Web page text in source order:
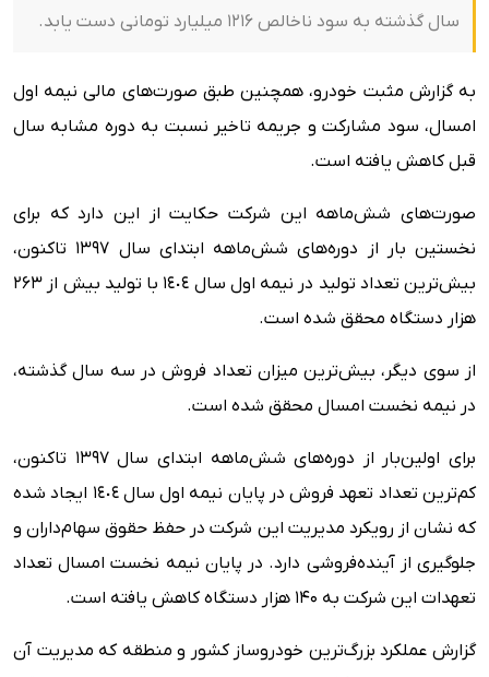
سال گذشته به سود ناخالص ۱۲۱۶ میلیارد تومانی دست یابد.
به گزارش مثبت خودرو، همچنین طبق صورت‌های مالی نیمه اول
امسال، سود مشارکت و جریمه تاخیر نسبت به دوره مشابه سال
قبل کاهش یافته است.
صورت‌های شش‌ماهه این شرکت حکایت از این دارد که برای
نخستین بار از دوره‌های شش‌ماهه ابتدای سال ۱۳۹۷ تاکنون،
بیش‌ترین تعداد تولید در نیمه اول سال ١٤٠٤ با تولید بیش از ۲۶۳
هزار دستگاه محقق شده است.
از سوی دیگر، بیش‌ترین میزان تعداد فروش در سه سال گذشته،
در نیمه نخست امسال محقق شده است.
برای اولین‌بار از دوره‌های شش‌ماهه ابتدای سال ۱۳۹۷ تاکنون،
کم‌ترین تعداد تعهد فروش در پایان نیمه اول سال ١٤٠٤ ایجاد شده
که نشان از رویکرد مدیریت این شرکت در حفظ حقوق سهام‌داران و
جلوگیری از آینده‌فروشی دارد. در پایان نیمه نخست امسال تعداد
تعهدات این شرکت به ۱۴۰ هزار دستگاه کاهش یافته است.
گزارش عملکرد بزرگ‌ترین خودروساز کشور و منطقه که مدیریت آن